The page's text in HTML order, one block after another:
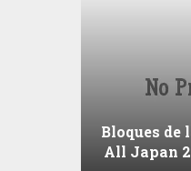
Bloques de
All Japan